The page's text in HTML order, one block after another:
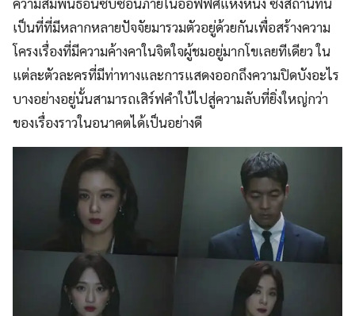
เป็นที่ที่มีหลากหลายปัจจัยมารวมตัวอยู่ด้วยกันเพื่อสร้างความ
โครงเรื่องที่มีความค้างคาในจิตใจผู้ชมอยู่มากโขเลยทีเดียว ใน
แต่ละตัวละครที่มีท่าทางและการแสดงออกถึงความปิดบังอะไร
บางอย่างอยู่นั้นสามารถเสิร์ฟคำใบ้ไปสู่ความลับที่ยิ่งใหญ่กว่า
ของเรื่องราวในอนาคตได้เป็นอย่างดี